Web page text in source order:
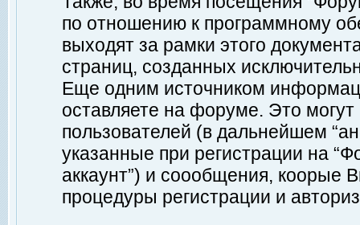
по отношению к программному
выходят за рамки этого
страниц, созданных
Еще одним источником
оставляете на форуме. Это
пользователей (в дальнейшем
указанные при регистрации на
аккаунт”) и соообщения, коорые
процедуры регистрации и